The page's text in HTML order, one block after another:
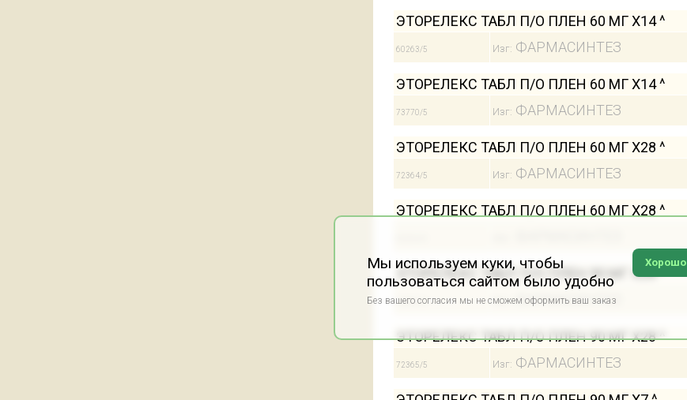
ЭТОРЕЛЕКС ТАБЛ П/О ПЛЕН 60 МГ Х14 ^
60263/5 Изг: ФАРМАСИНТЕЗ
ЭТОРЕЛЕКС ТАБЛ П/О ПЛЕН 60 МГ Х14 ^
73770/5 Изг: ФАРМАСИНТЕЗ
ЭТОРЕЛЕКС ТАБЛ П/О ПЛЕН 60 МГ Х28 ^
72364/5 Изг: ФАРМАСИНТЕЗ
ЭТОРЕЛЕКС ТАБЛ П/О ПЛЕН 60 МГ Х28 ^
ЭТОРЕЛЕКС ТАБЛ П/О ПЛЕН 90 МГ Х28 ^
60266/5 Изг:ФАРМАСИНТЕЗ
ЭТОРЕЛЕКС ТАБЛ П/О ПЛЕН 90 МГ Х28 ^
72365/5 Изг: ФАРМАСИНТЕЗ
Хорошо
Мы используем куки, чтобы
пользоваться сайтом было удобно
Без вашего согласия мы не сможем оформить ваш заказ